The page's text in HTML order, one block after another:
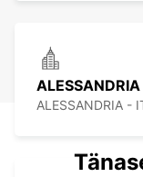
ALESSANDRIA
ALESSANDRIA -